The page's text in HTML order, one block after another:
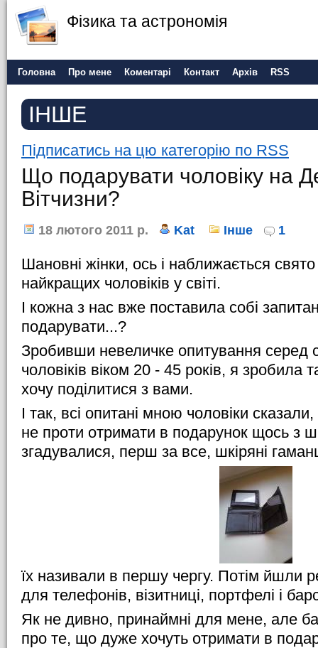
Фізика та астрономія
Головна Про мене Коментарі Контакт Архів RSS
ІНШЕ
Підписатись на цю категорію по RSS
Що подарувати чоловіку на
Вітчизни?
18 лютого 2011 р. Kat Інше 1
Шановні жінки, ось і наближається
найкращих чоловіків у світі.
І кожна з нас вже поставила собі
подарувати...?
Зробивши невеличке опитування серед
чоловіків віком 20 - 45 років, я зробила
хочу поділитися з вами.
І так, всі опитані мною чоловіки
не проти отримати в подарунок щось з
згадувалися, перш за все, шкіряні
їх називали в першу чергу. Потім йшли
для телефонів, візитниці, портфелі і
Як не дивно, принаймні для мене, але
про те, що дуже хочуть отримати в